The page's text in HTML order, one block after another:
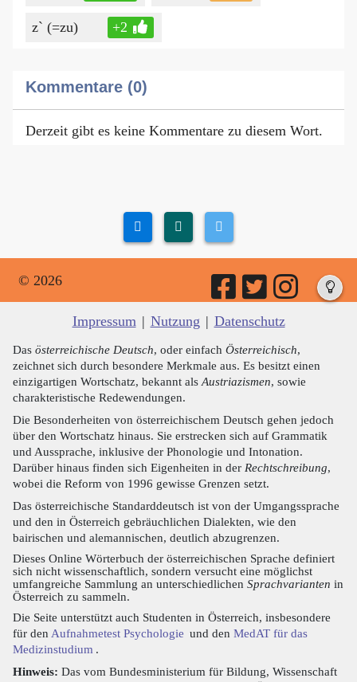
z` (=zu) +2
Kommentare (0)
Derzeit gibt es keine Kommentare zu diesem Wort.
© 2026
Impressum | Nutzung | Datenschutz
Das österreichische Deutsch, oder einfach Österreichisch,
zeichnet sich durch besondere Merkmale aus. Es besitzt einen
einzigartigen Wortschatz, bekannt als Austriazismen, sowie
charakteristische Redewendungen.
Die Besonderheiten von österreichischem Deutsch gehen jedoch
über den Wortschatz hinaus. Sie erstrecken sich auf Grammatik
und Aussprache, inklusive der Phonologie und Intonation.
Darüber hinaus finden sich Eigenheiten in der Rechtschreibung,
wobei die Reform von 1996 gewisse Grenzen setzt.
Das österreichische Standarddeutsch ist von der Umgangssprache
und den in Österreich gebräuchlichen Dialekten, wie den
bairischen und alemannischen, deutlich abzugrenzen.
Dieses Online Wörterbuch der österreichischen Sprache definiert
sich nicht wissenschaftlich, sondern versucht eine möglichst
umfangreiche Sammlung an unterschiedlichen Sprachvarianten in
Österreich zu sammeln.
Die Seite unterstützt auch Studenten in Österreich, insbesondere
für den Aufnahmetest Psychologie und den MedAT für das
Medizinstudium .
Hinweis: Das vom Bundesministerium für Bildung, Wissenschaft